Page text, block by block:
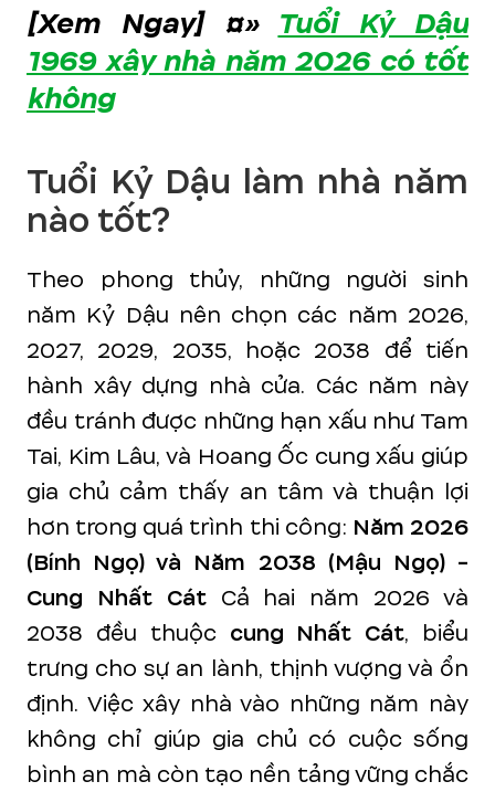
[Xem Ngay] ¤» Tuổi Kỷ Dậu
1969 xây nhà năm 2026 có tốt
không
Tuổi Kỷ Dậu làm nhà năm
nào tốt?
Theo phong thủy, những người sinh
năm Kỷ Dậu nên chọn các năm 2026,
2027, 2029, 2035, hoặc 2038 để tiến
hành xây dựng nhà cửa. Các năm này
đều tránh được những hạn xấu như Tam
Tai, Kim Lâu, và Hoang Ốc cung xấu giúp
gia chủ cảm thấy an tâm và thuận lợi
hơn trong quá trình thi công: Năm 2026
(Bính Ngọ) và Năm 2038 (Mậu Ngọ) -
Cung Nhất CátCả hai năm 2026 và
2038 đều thuộc cung Nhất Cát, biểu
trưng cho sự an lành, thịnh vượng và ổn
định. Việc xây nhà vào những năm này
không chỉ giúp gia chủ có cuộc sống
bình an mà còn tạo nền tảng vững chắc